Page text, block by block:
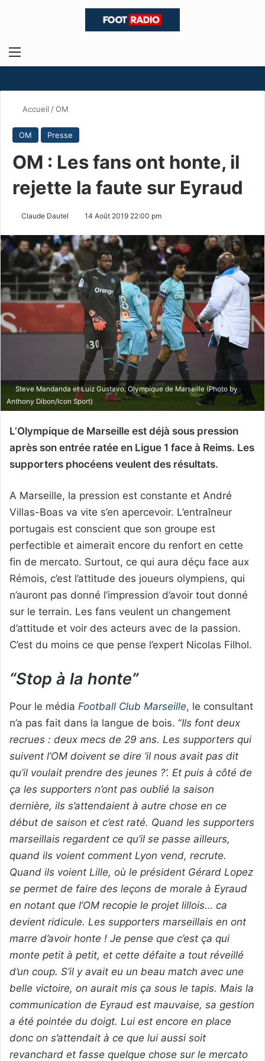
Menu
Accueil /OM
OM Presse
OM : Les fans ont honte, il
rejette la faute sur Eyraud
Claude Dautel 14 Août 2019 22:00 pm
Steve Mandanda et Luiz Gustavo, Olympique de Marseille (Photo by
Anthony Dibon/Icon Sport)
L’Olympique de Marseille est déjà sous pression
après son entrée ratée en Ligue 1 face à Reims. Les
supporters phocéens veulent des résultats.
A Marseille, la pression est constante et André
Villas-Boas va vite s’en apercevoir. L’entraîneur
portugais est conscient que son groupe est
perfectible et aimerait encore du renfort en cette
fin de mercato. Surtout, ce qui aura déçu face aux
Rémois, c’est l’attitude des joueurs olympiens, qui
n’auront pas donné l’impression d’avoir tout donné
sur le terrain. Les fans veulent un changement
d’attitude et voir des acteurs avec de la passion.
C’est du moins ce que pense l’expert Nicolas Filhol.
“Stop à la honte”
Pour le média Football Club Marseille, le consultant
n’a pas fait dans la langue de bois. “Ils font deux
recrues : deux mecs de 29 ans. Les supporters qui
suivent l’OM doivent se dire ‘il nous avait pas dit
qu’il voulait prendre des jeunes ?’. Et puis à côté de
ça les supporters n’ont pas oublié la saison
dernière, ils s’attendaient à autre chose en ce
début de saison et c’est raté. Quand les supporters
marseillais regardent ce qu’il se passe ailleurs,
quand ils voient comment Lyon vend, recrute.
Quand ils voient Lille, où le président Gérard Lopez
se permet de faire des leçons de morale à Eyraud
en notant que l’OM recopie le projet lillois… ca
devient ridicule. Les supporters marseillais en ont
marre d’avoir honte ! Je pense que c’est ça qui
monte petit à petit, et cette défaite a tout réveillé
d’un coup. S’il y avait eu un beau match avec une
belle victoire, on aurait mis ça sous le tapis. Mais la
communication de Eyraud est mauvaise, sa gestion
a été pointée du doigt. Lui est encore en place
donc on s’attendait à ce que lui aussi soit
revanchard et fasse quelque chose sur le mercato